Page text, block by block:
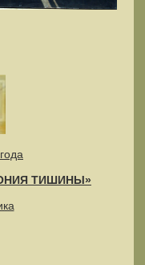
ТИШИНЫ»